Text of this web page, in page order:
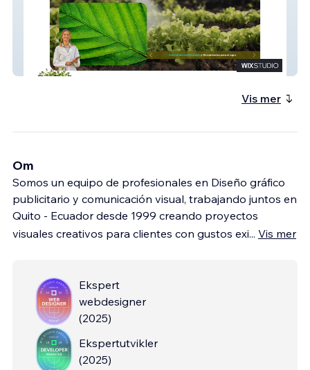
Asproagro
Vis mer
Om
Somos un equipo de profesionales en Diseño gráfico
publicitario y comunicación visual, trabajando juntos en
Quito - Ecuador desde 1999 creando proyectos
visuales creativos para clientes con gustos exi... Vis mer
Ekspert
webdesigner
(2025)
Ekspertutvikler
(2025)